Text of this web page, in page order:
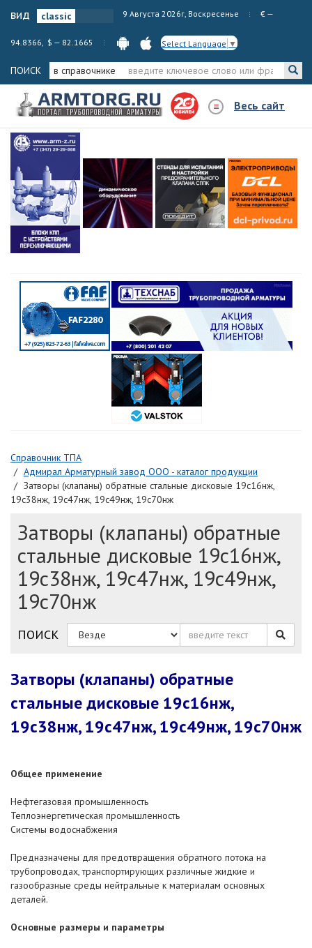
вид 9 Августа 2026г, Воскресенье € —
94.8366, $ — 82.1665 Select Language ▼
ПОИСК в справочнике
Весь сайт
Справочник ТПА
Адмирал Арматурный завод ООО - каталог продукции
Затворы (клапаны) обратные стальные дисковые 19с16нж,
19с38нж, 19с47нж, 19с49нж, 19с70нж
Затворы (клапаны) обратные
стальные дисковые 19с16нж,
19с38нж, 19с47нж, 19с49нж,
19с70нж
ПОИСК
Затворы (клапаны) обратные
стальные дисковые 19с16нж,
19с38нж, 19с47нж, 19с49нж, 19с70нж
Общее применение
Нефтегазовая промышленность
Теплоэнергетическая промышленность
Системы водоснабжения
Предназначены для предотвращения обратного потока на
трубопроводах, транспортирующих различные жидкие и
газообразные среды нейтральные к материалам основных
деталей.
Основные размеры и параметры